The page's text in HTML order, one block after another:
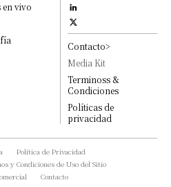
en vivo
Contacto>
Media Kit
Terminoss &
Condiciones
Políticas de
privacidad
Política de Privacidad
y Condiciones de Uso del Sitio
Contacto